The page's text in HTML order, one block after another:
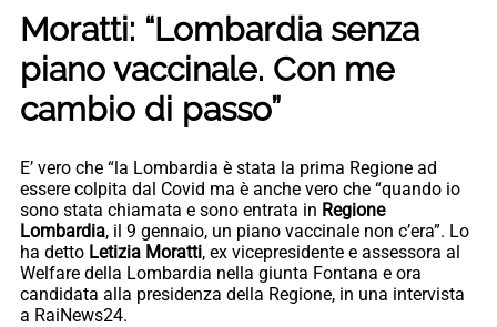
Moratti: “Lombardia senza
piano vaccinale. Con me
cambio di passo”
E’ vero che “la Lombardia è stata la prima Regione ad
essere colpita dal Covid ma è anche vero che “quando io
sono stata chiamata e sono entrata in Regione
Lombardia, il 9 gennaio, un piano vaccinale non c’era”. Lo
ha detto Letizia Moratti, ex vicepresidente e assessora al
Welfare della Lombardia nella giunta Fontana e ora
candidata alla presidenza della Regione, in una intervista
a RaiNews24.